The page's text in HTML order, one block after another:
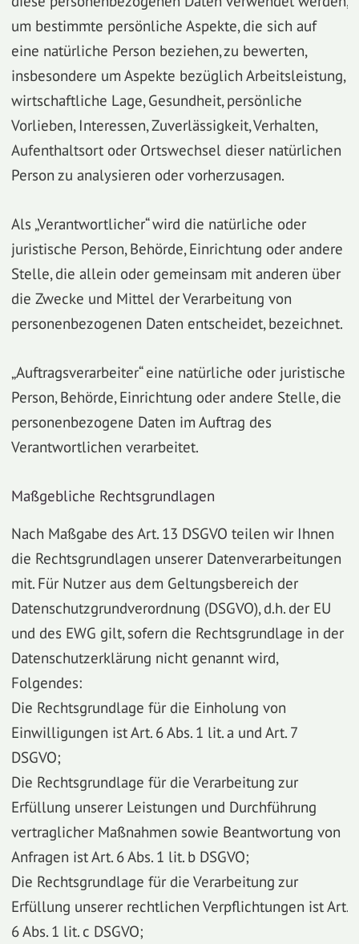
um bestimmte persönliche Aspekte, die sich auf
eine natürliche Person beziehen, zu bewerten,
insbesondere um Aspekte bezüglich Arbeitsleistung,
wirtschaftliche Lage, Gesundheit, persönliche
Vorlieben, Interessen, Zuverlässigkeit, Verhalten,
Aufenthaltsort oder Ortswechsel dieser natürlichen
Person zu analysieren oder vorherzusagen.
Als „Verantwortlicher“ wird die natürliche oder
juristische Person, Behörde, Einrichtung oder andere
Stelle, die allein oder gemeinsam mit anderen über
die Zwecke und Mittel der Verarbeitung von
personenbezogenen Daten entscheidet, bezeichnet.
„Auftragsverarbeiter“ eine natürliche oder juristische
Person, Behörde, Einrichtung oder andere Stelle, die
personenbezogene Daten im Auftrag des
Verantwortlichen verarbeitet.
Maßgebliche Rechtsgrundlagen
Nach Maßgabe des Art. 13 DSGVO teilen wir Ihnen
die Rechtsgrundlagen unserer Datenverarbeitungen
mit. Für Nutzer aus dem Geltungsbereich der
Datenschutzgrundverordnung (DSGVO), d.h. der EU
und des EWG gilt, sofern die Rechtsgrundlage in der
Datenschutzerklärung nicht genannt wird,
Folgendes:
Die Rechtsgrundlage für die Einholung von
Einwilligungen ist Art. 6 Abs. 1 lit. a und Art. 7
DSGVO;
Die Rechtsgrundlage für die Verarbeitung zur
Erfüllung unserer Leistungen und Durchführung
vertraglicher Maßnahmen sowie Beantwortung von
Anfragen ist Art. 6 Abs. 1 lit. b DSGVO;
Die Rechtsgrundlage für die Verarbeitung zur
Erfüllung unserer rechtlichen Verpflichtungen ist Art.
6 Abs. 1 lit. c DSGVO;